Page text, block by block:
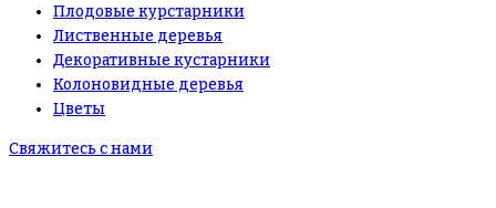
Плодовые курстарники
Лиственные деревья
Декоративные кустарники
Колоновидные деревья
Цветы
Свяжитесь с нами